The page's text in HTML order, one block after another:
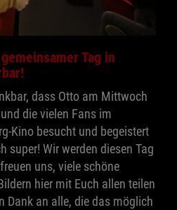
Tag in
dass Otto am Mittwoch
die vielen Fans im
Kino besucht und begeistert
super! Wir werden diesen Tag
uns, viele schöne
hier mit Euch allen teilen
Dank an alle, die das möglich